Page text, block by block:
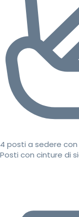
4 posti a sedere
Posti con cinture di